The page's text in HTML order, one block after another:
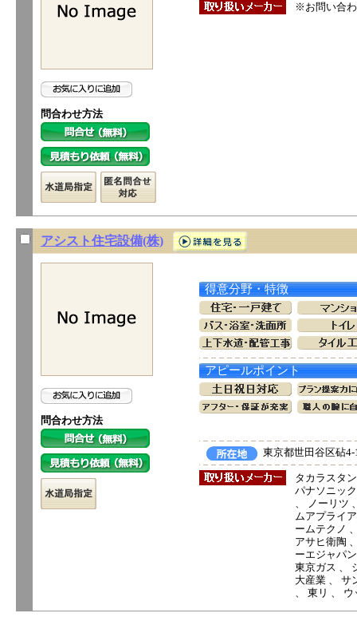
問合わせ方法
※お問い合
アシスト住宅設備(株)
問合わせ方法
得意分野・特徴
アピールポイント
東京都世田谷区砧
タカラスタ
パナソニッ
、 ノーリツ
ムアプライ
ームテクノ
アサヒ衛陶
ーエジャパ
東京ガス 、
大産業 、 サ
、 東リ 、